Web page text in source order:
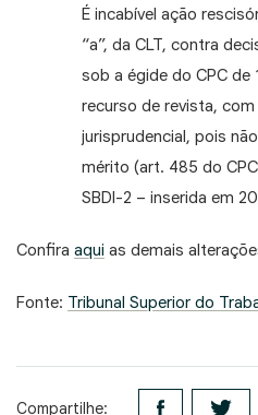
É incabível ação
“a”, da CLT, contra
sob a égide do CPC de
recurso de revista,
jurisprudencial, pois
mérito (art. 485 do
SBDI-2 – inserida em
Confira aqui as demais
Fonte: Tribunal Superior do
Compartilhe: